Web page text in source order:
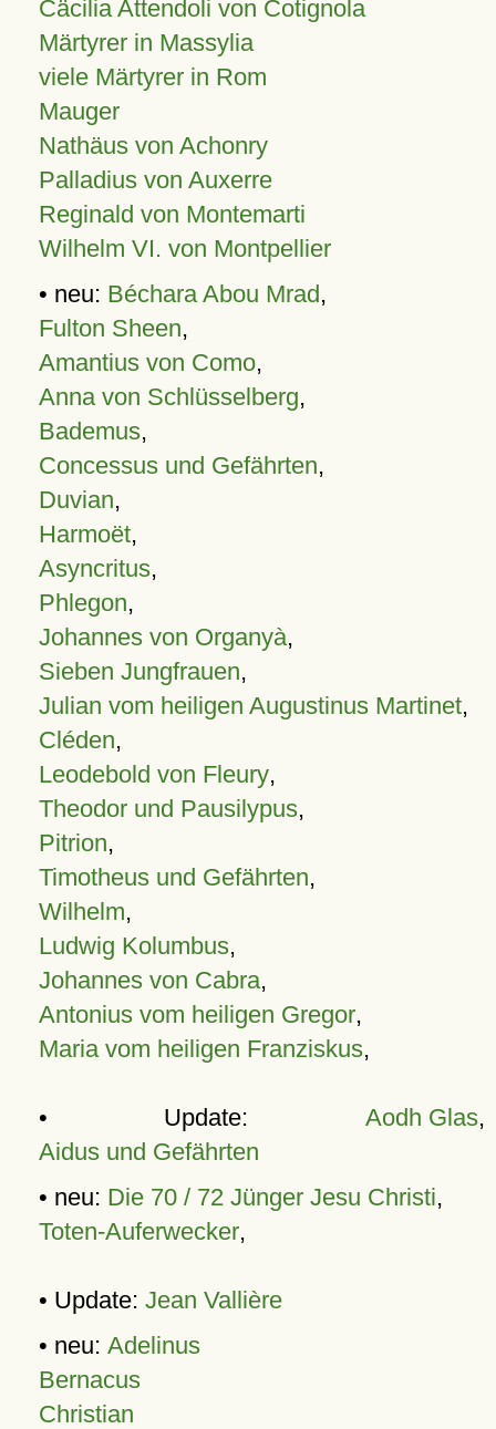
Cäcilia Attendoli von Cotignola
Märtyrer in Massylia
viele Märtyrer in Rom
Mauger
Nathäus von Achonry
Palladius von Auxerre
Reginald von Montemarti
Wilhelm VI. von Montpellier
• neu: Béchara Abou Mrad,
Fulton Sheen,
Amantius von Como,
Anna von Schlüsselberg,
Bademus,
Concessus und Gefährten,
Duvian,
Harmoët,
Asyncritus,
Phlegon,
Johannes von Organyà,
Sieben Jungfrauen,
Julian vom heiligen Augustinus Martinet,
Cléden,
Leodebold von Fleury,
Theodor und Pausilypus,
Pitrion,
Timotheus und Gefährten,
Wilhelm,
Ludwig Kolumbus,
Johannes von Cabra,
Antonius vom heiligen Gregor,
Maria vom heiligen Franziskus,
• Update: Aodh Glas,
Aidus und Gefährten
• neu: Die 70 / 72 Jünger Jesu Christi,
Toten-Auferwecker,
• Update: Jean Vallière
• neu: Adelinus
Bernacus
Christian